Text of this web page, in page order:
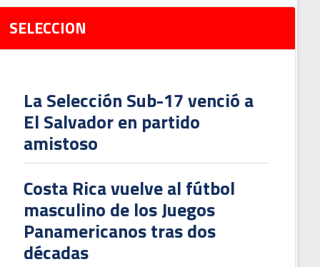
SELECCION
La Selección Sub-17 venció a
El Salvador en partido
amistoso
Costa Rica vuelve al fútbol
masculino de los Juegos
Panamericanos tras dos
décadas